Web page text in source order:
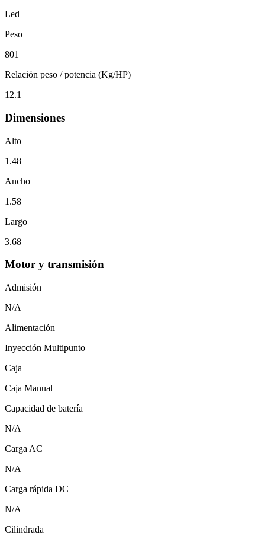
Led
Peso
801
Relación peso / potencia (Kg/HP)
12.1
Dimensiones
Alto
1.48
Ancho
1.58
Largo
3.68
Motor y transmisión
Admisión
N/A
Alimentación
Inyección Multipunto
Caja
Caja Manual
Capacidad de batería
N/A
Carga AC
N/A
Carga rápida DC
N/A
Cilindrada